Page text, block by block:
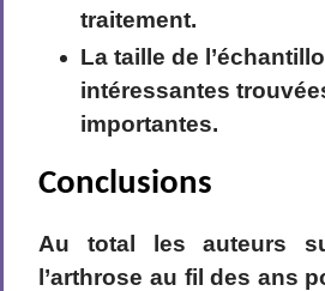
traitement.
La taille de
intéressantes
importantes.
Conclusions
Au total les auteurs
l’arthrose au fil des ans